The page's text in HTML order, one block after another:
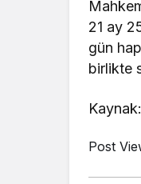
21 ay
gün
birlikte
Post